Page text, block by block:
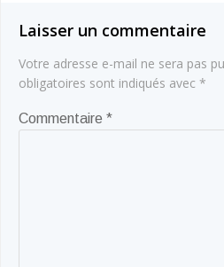
Laisser un commentaire
Votre adresse e-mail ne sera pas
obligatoires sont indiqués avec *
Commentaire *